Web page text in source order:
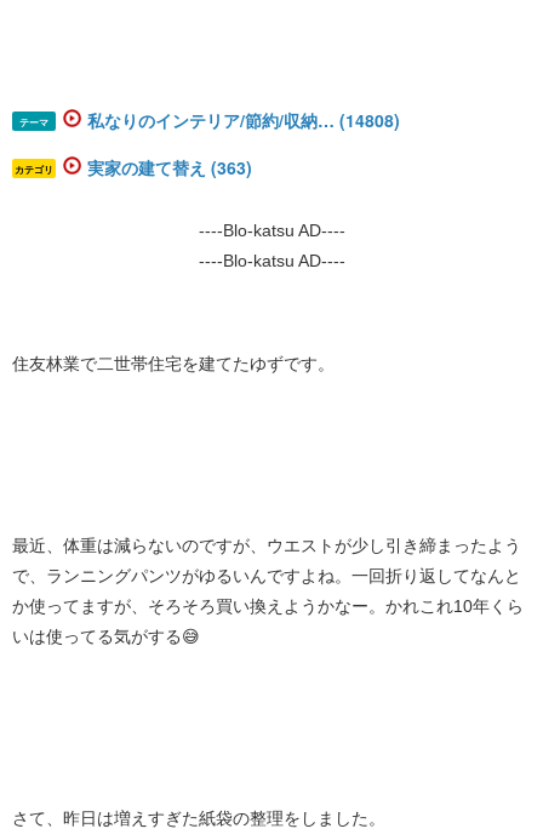
テーマ 私なりのインテリア/節約/収納… (14808)
カテゴリ 実家の建て替え (363)
----Blo-katsu AD----
----Blo-katsu AD----
住友林業で二世帯住宅を建てたゆずです。
最近、体重は減らないのですが、ウエストが少し引き締まったよう
で、ランニングパンツがゆるいんですよね。一回折り返してなんと
か使ってますが、そろそろ買い換えようかなー。かれこれ10年くら
いは使ってる気がする😅
さて、昨日は増えすぎた紙袋の整理をしました。